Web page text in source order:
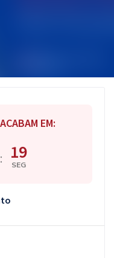
EM:
: 18
SEG